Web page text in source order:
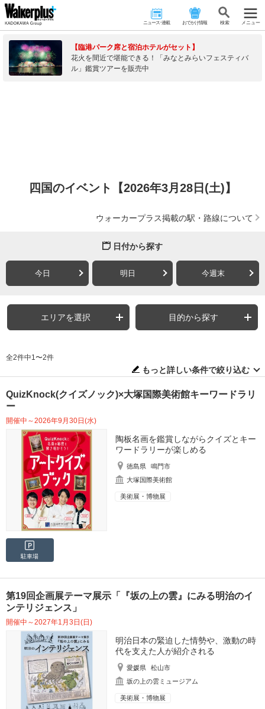
ニュース･連載 おでかけ情報 検 索 メニュー
【臨港パーク席と宿泊ホテルがセット】
花火を間近で堪能できる！「みなとみらいフェスティバ
ル」鑑賞ツアーを販売中
四国のイベント【2026年3月28日(土)】
ウォーカープラス掲載の駅・路線について
日付から探す
今日 明日 今週末
エリアを選択 目的から探す
全2件中1〜2件
もっと詳しい条件で絞り込む
QuizKnock(クイズノック)×大塚国際美術館キーワードラリ
ー
開催中～2026年9月30日(水)
陶板名画を鑑賞しながらクイズとキー
ワードラリーが楽しめる
徳島県
鳴門市
大塚国際美術館
美術展・博物展
駐車場
第19回企画展テーマ展示「『坂の上の雲』にみる明治のイ
ンテリジェンス」
開催中～2027年1月3日(日)
明治日本の緊迫した情勢や、激動の時
代を支えた人が紹介される
愛媛県
松山市
坂の上の雲ミュージアム
美術展・博物展